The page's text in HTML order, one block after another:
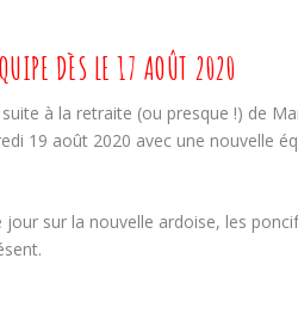
DÈS LE 17 AOÛT 2020
à la retraite (ou presque !) de
19 août 2020 avec une nouvelle
sur la nouvelle ardoise, les